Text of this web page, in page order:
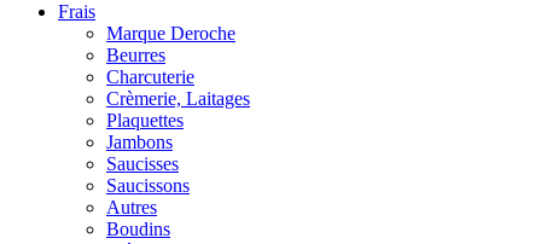
Frais
Marque Deroche
Beurres
Charcuterie
Crèmerie, Laitages
Plaquettes
Jambons
Saucisses
Saucissons
Autres
Boudins